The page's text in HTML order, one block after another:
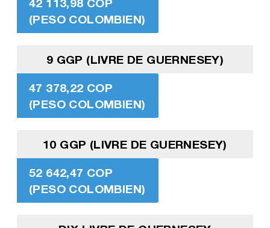
(PESO COLOMBIEN)
9 GGP (LIVRE DE GUERNESEY)
47 378,22 COP
(PESO COLOMBIEN)
10 GGP (LIVRE DE GUERNESEY)
52 642,47 COP
(PESO COLOMBIEN)